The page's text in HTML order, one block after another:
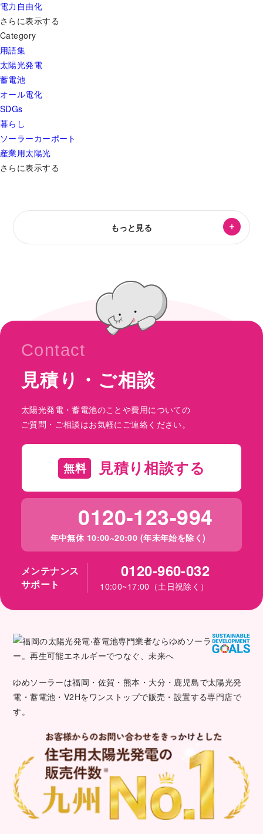
電力自由化
さらに表示する
Category
用語集
太陽光発電
蓄電池
オール電化
SDGs
暮らし
ソーラーカーポート
産業用太陽光
さらに表示する
もっと見る
Contact
見積り・ご相談
太陽光発電・蓄電池のことや費用についての
ご質問・ご相談はお気軽にご連絡ください。
無料 見積り相談する
0120-123-994
年中無休 10:00~20:00 (年末年始を除く)
メンテナンス
サポート
0120-960-032
10:00~17:00（土日祝除く）
ゆめソーラーは福岡・佐賀・熊本・大分・鹿児島で太陽光発
電・蓄電池・V2Hをワンストップで販売・設置する専門店で
す。